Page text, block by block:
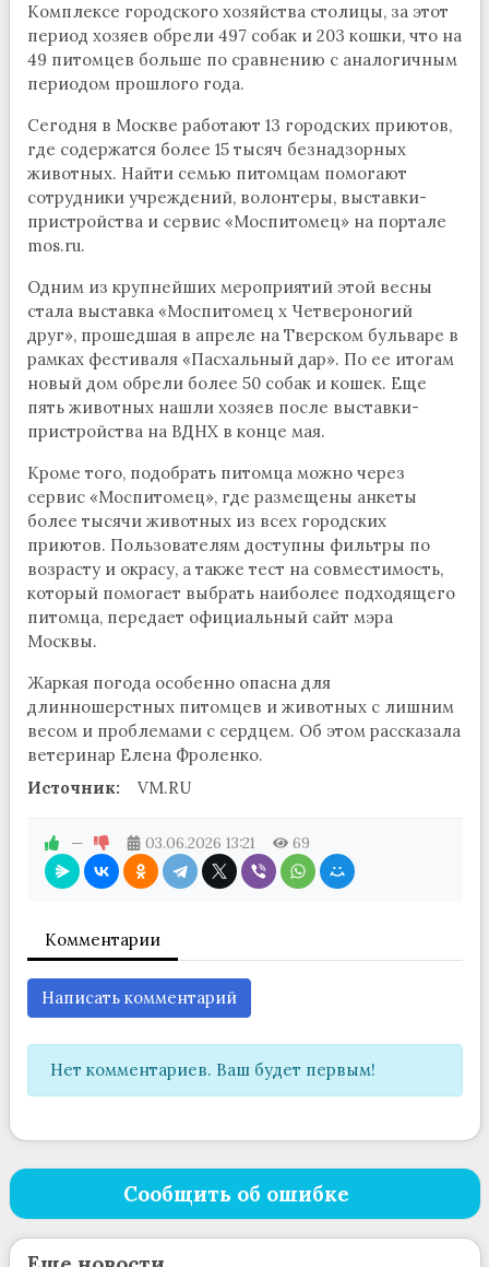
Комплексе городского хозяйства столицы, за этот
период хозяев обрели 497 собак и 203 кошки, что на
49 питомцев больше по сравнению с аналогичным
периодом прошлого года.
Сегодня в Москве работают 13 городских приютов,
где содержатся более 15 тысяч безнадзорных
животных. Найти семью питомцам помогают
сотрудники учреждений, волонтеры, выставки-
пристройства и сервис «Моспитомец» на портале
mos.ru.
Одним из крупнейших мероприятий этой весны
стала выставка «Моспитомец х Четвероногий
друг», прошедшая в апреле на Тверском бульваре в
рамках фестиваля «Пасхальный дар». По ее итогам
новый дом обрели более 50 собак и кошек. Еще
пять животных нашли хозяев после выставки-
пристройства на ВДНХ в конце мая.
Кроме того, подобрать питомца можно через
сервис «Моспитомец», где размещены анкеты
более тысячи животных из всех городских
приютов. Пользователям доступны фильтры по
возрасту и окрасу, а также тест на совместимость,
который помогает выбрать наиболее подходящего
питомца, передает официальный сайт мэра
Москвы.
Жаркая погода особенно опасна для
длинношерстных питомцев и животных с лишним
весом и проблемами с сердцем. Об этом рассказала
ветеринар Елена Фроленко.
Источник:
VM.RU
— 03.06.2026 13:21 69
Комментарии
Написать комментарий
Нет комментариев. Ваш будет первым!
Сообщить об ошибке